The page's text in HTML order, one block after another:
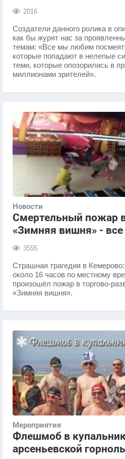
2016
Создатели данного ролика в
как бы журят нас за
темам: «Все мы любим
которые попадают в нелепые
теми, которые опозорились в
миллионами зрителей».
Новости
Смертельный пожар
«Зимняя вишня» -
3555
​Страшная трагедия в
около 16 часов по местному
произошёл пожар в торгово-
«Зимняя вишня».
Мероприятия
Флешмоб в
арсеньевской